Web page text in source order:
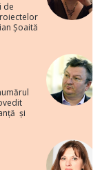
de
Șoaită
și